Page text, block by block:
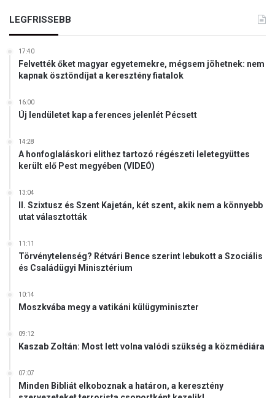
é
g
e
l
e
LEGFRISSEBB
17:40
Felvették őket magyar egyetemekre, mégsem jöhetnek: nem
kapnak ösztöndíjat a keresztény fiatalok
16:00
Új lendületet kap a ferences jelenlét Pécsett
14:28
A honfoglaláskori elithez tartozó régészeti leletegyüttes
került elő Pest megyében (VIDEÓ)
13:04
II. Szixtusz és Szent Kajetán, két szent, akik nem a könnyebb
utat választották
11:11
Törvénytelenség? Rétvári Bence szerint lebukott a Szociális
és Családügyi Minisztérium
10:14
Moszkvába megy a vatikáni külügyminiszter
09:12
Kaszab Zoltán: Most lett volna valódi szükség a közmédiára
07:07
Minden Bibliát elkoboznak a határon, a keresztény